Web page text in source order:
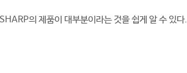
의 제품이 대부분이라는 것을 쉽게 알 수 있다.